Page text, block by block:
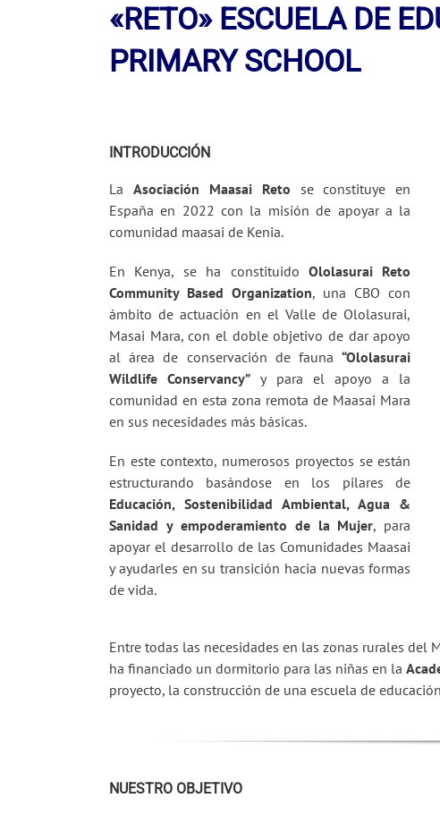
«RETO» ESCUELA DE
PRIMARY SCHOOL
INTRODUCCIÓN
La Asociación Maasai Reto se constituye en
España en 2022 con la misión de apoyar a la
comunidad maasai de Kenia.
En Kenya, se ha constituido Ololasurai Reto
Community Based Organization, una CBO con
ámbito de actuación en el Valle de Ololasurai,
Masai Mara, con el doble objetivo de dar apoyo
al área de conservación de fauna“Ololasurai
Wildlife Conservancy” y para el apoyo a la
comunidad en esta zona remota de Maasai Mara
en sus necesidades más básicas.
En este contexto, numerosos proyectos se están
estructurando basándose en los pilares de
Educación, Sostenibilidad Ambiental, Agua &
Sanidad y empoderamiento de la Mujer, para
apoyar el desarrollo de las Comunidades Maasai
y ayudarles en su transición hacia nuevas formas
de vida.
Entre todas las necesidades en las zonas rurales del
ha financiado un dormitorio para las niñas en la
proyecto, la construcción de una escuela de
NUESTRO OBJETIVO